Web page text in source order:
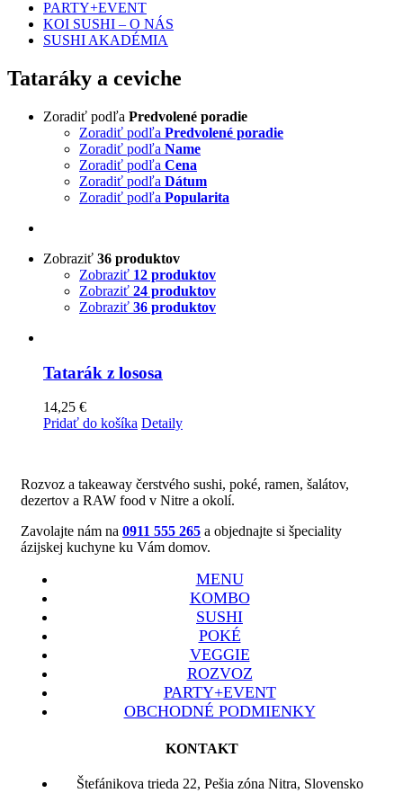
PARTY+EVENT
KOI SUSHI – O NÁS
SUSHI AKADÉMIA
Tataráky a ceviche
Zoradiť podľa Predvolené poradie
Zoradiť podľa Predvolené poradie
Zoradiť podľa Name
Zoradiť podľa Cena
Zoradiť podľa Dátum
Zoradiť podľa Popularita
Zobraziť 36 produktov
Zobraziť 12 produktov
Zobraziť 24 produktov
Zobraziť 36 produktov
Tatarák z lososa
14,25 €
Pridať do košíka Detaily
Rozvoz a takeaway čerstvého sushi, poké, ramen, šalátov,
dezertov a RAW food v Nitre a okolí.
Zavolajte nám na 0911 555 265 a objednajte si špeciality
ázijskej kuchyne ku Vám domov.
MENU
KOMBO
SUSHI
POKÉ
VEGGIE
ROZVOZ
PARTY+EVENT
OBCHODNÉ PODMIENKY
KONTAKT
Štefánikova trieda 22, Pešia zóna Nitra, Slovensko